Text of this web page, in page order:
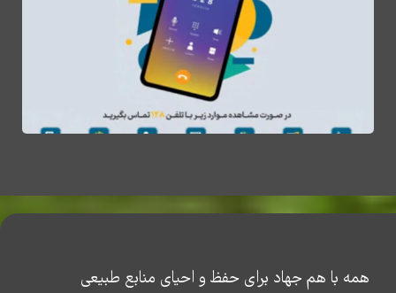
همه با هم جهاد برای حفظ و احیای منابع طبیعی